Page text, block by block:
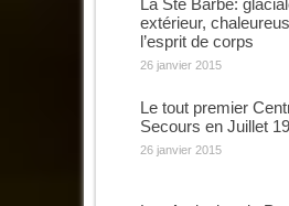
La Ste Barbe:
extérieur,
l’esprit de corps
26 janvier 2015
Le tout premier
Secours en Juillet
26 janvier 2015